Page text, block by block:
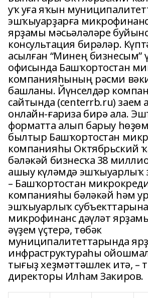
уҡ уға яҡын
эшҡыуарҙарға
ярҙамы мәсьәләләре
консультация бирәләр.
асылған “Минең бизнесым”
офисында Башҡортостан
компанияһының рәсми
башланы. Йүнселдәр
сайтында (centerrb.ru) заем
онлайн-ғариза бирә ала.
форматта алып барыу
былтыр Башҡортостан
компанияһы Октябрьский
бәләкәй бизнесҡа 38
ашыу күләмдә эшҡыуарлыҡ
– Башҡортостан
компанияһы бәләкәй һәм
эшҡыуарлыҡ субъекттарына
микрофинанс дәүләт
әүҙем үҫтерә, төбәк
муниципалитеттарында
инфраструктураһы
тығыҙ хеҙмәттәшлек итә, –
директоры Илһам Закиров.